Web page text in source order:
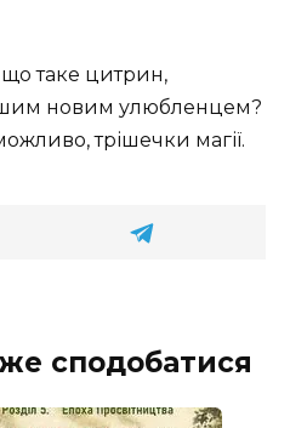
що таке цитрин,
новим улюбленцем?
трішечки магії.
сподобатися